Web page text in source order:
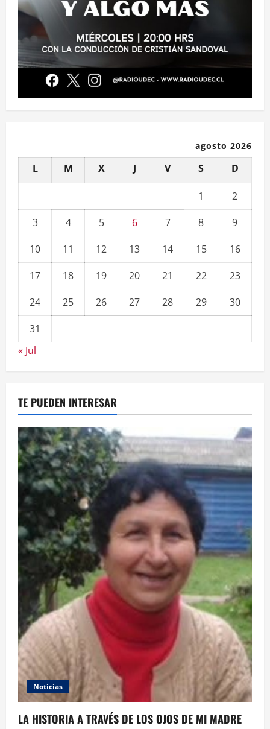
agosto 2026
L M X J V S D
1
2
3
4 5 6 7 8
9
10
11 12 13 14 15
16
17
18 19 20 21 22
23
24
25 26 27 28 29
30
31
« Jul
TE PUEDEN INTERESAR
Noticias
LA HISTORIA A TRAVÉS DE LOS OJOS DE MI MADRE